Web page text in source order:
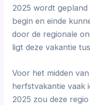
2025 wordt
begin en einde
door de regionale
ligt deze vakantie
Voor het midden
herfstvakantie vaak
2025 zou deze